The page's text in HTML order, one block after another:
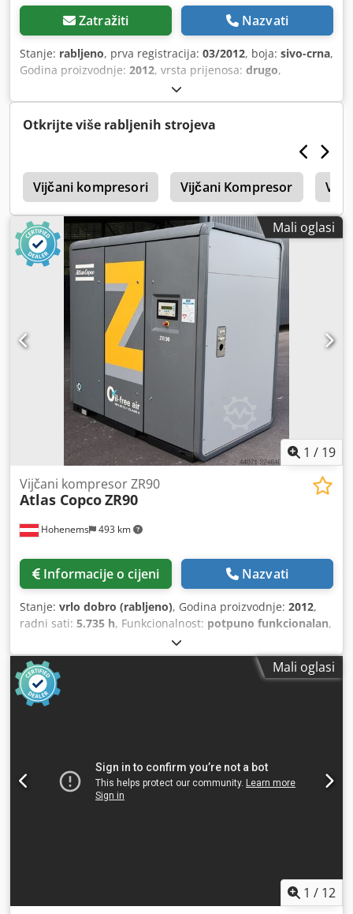
Zatražiti Nazvati
Stanje: rabljeno, prva registracija: 03/2012, boja: sivo-crna,
Godina proizvodnje: 2012, vrsta prijenosa: drugo,
Otkrijte više rabljenih strojeva
Vijčani kompresori Vijčani Kompresor
Mali oglasi
1 / 19
Hohenems 493 km
Vijčani kompresor ZR90
Atlas CopcoZR90
Informacije o cijeni Nazvati
Stanje: vrlo dobro (rabljeno), Godina proizvodnje: 2012,
radni sati: 5.735 h, Funkcionalnost: potpuno funkcionalan,
Kompresor s vijkom, bez ulja, Atlas Copco ZR90 90 kW
Djdpfx Ajzqvvaechjkr 7,50 bara 14 m3/min Godina
proizvodnje: 2012 Radni sati: 5735
Mali oglasi
1 / 12